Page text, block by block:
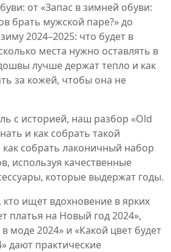
от «Запас в зимней обуви:
брать мужской паре?» до
2024–2025: что будет в
места нужно оставлять в
лучше держат тепло и как
за кожей, чтобы она не
с историей, наш разбор «Old
и как собрать такой
как собрать лаконичный набор
используя качественные
которые выдержат годы.
ищет вдохновение в ярких
платья на Новый год 2024»,
моде 2024» и «Какой цвет будет
дают практические